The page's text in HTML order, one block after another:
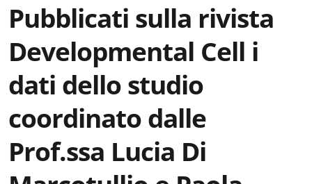
Pubblicati sulla rivista
Developmental Cell i
dati dello studio
coordinato dalle
Prof.ssa Lucia Di